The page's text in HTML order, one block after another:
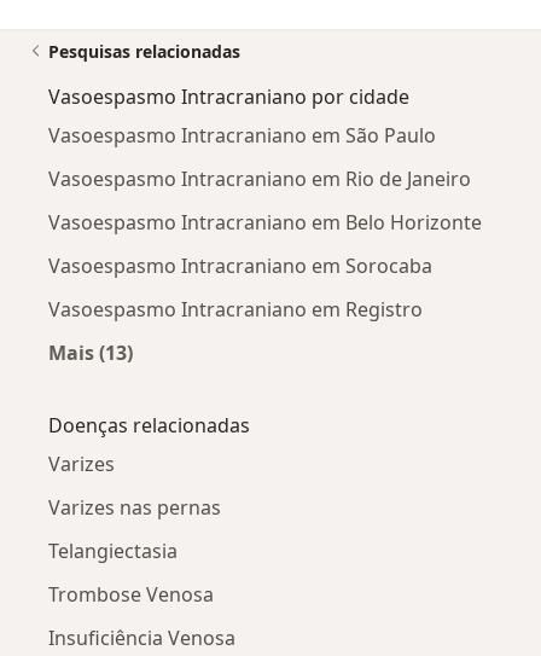
Pesquisas relacionadas
Vasoespasmo Intracraniano por cidade
Vasoespasmo Intracraniano em São Paulo
Vasoespasmo Intracraniano em Rio de Janeiro
Vasoespasmo Intracraniano em Belo Horizonte
Vasoespasmo Intracraniano em Sorocaba
Vasoespasmo Intracraniano em Registro
Mais (13)
Doenças relacionadas
Varizes
Varizes nas pernas
Telangiectasia
Trombose Venosa
Insuficiência Venosa